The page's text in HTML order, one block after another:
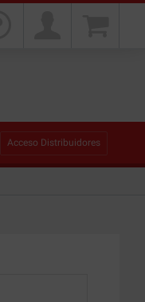
Acceso Distribuidores